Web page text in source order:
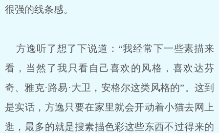
很强的线条感。
方逸听了想了下说道：“我经常下一些素描来
看，当然了我只看自己喜欢的风格，喜欢达芬
奇、雅克·路易·大卫，安格尔这类风格的”。这到
是实话，方逸只要在家里就会开动着小猫去网上
逛，最多的就是搜素描色彩这些东西不过得来的